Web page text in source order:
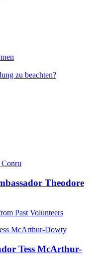
zu beachten?
Theodore
Past Volunteers
Tess McArthur-